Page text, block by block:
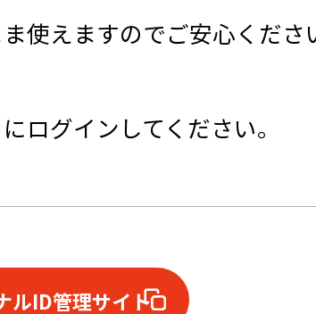
使えますのでご安心くださ
ログインしてください。
ルID管理サイト